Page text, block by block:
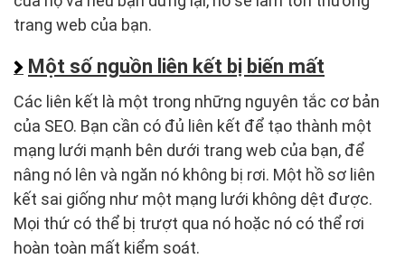
trang web của bạn.
Một số nguồn liên kết bị biến mất
Các liên kết là một trong những nguyên tắc cơ bản
của SEO. Bạn cần có đủ liên kết để tạo thành một
mạng lưới mạnh bên dưới trang web của bạn, để
nâng nó lên và ngăn nó không bị rơi. Một hồ sơ liên
kết sai giống như một mạng lưới không dệt được.
Mọi thứ có thể bị trượt qua nó hoặc nó có thể rơi
hoàn toàn mất kiểm soát.